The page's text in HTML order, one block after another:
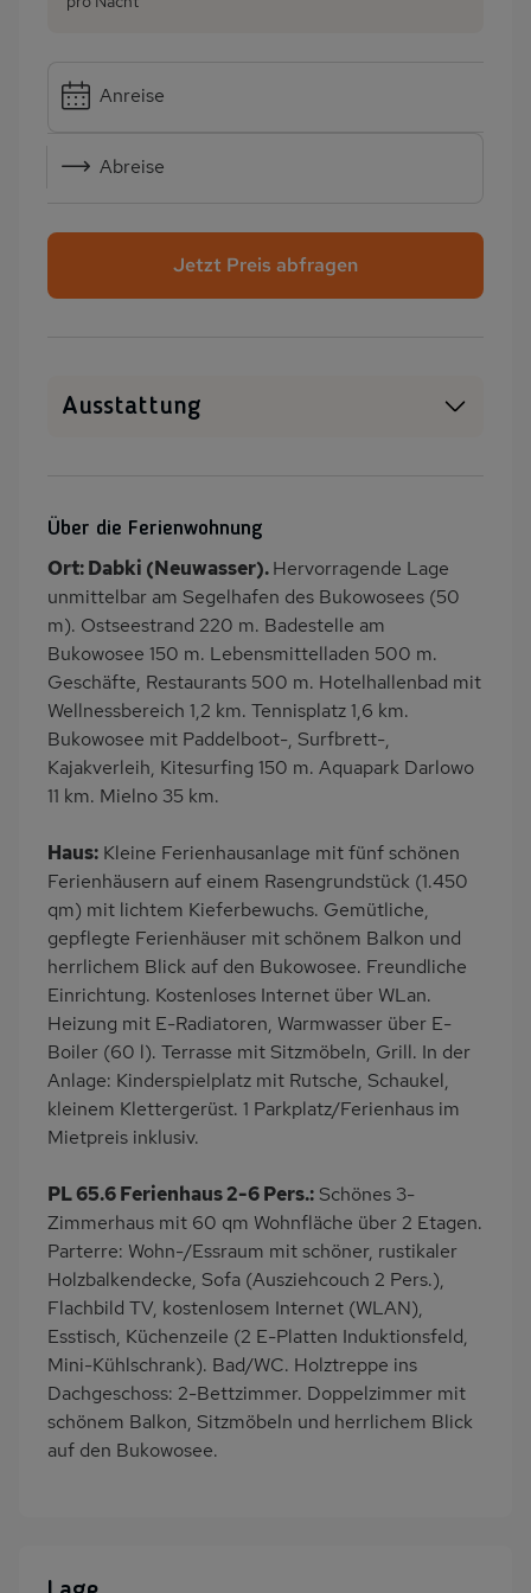
Anreise
Abreise
Jetzt Preis abfragen
Ausstattung
Terrasse
Grill
Kinderspielplatz
PKW-Parkplatz
Eingezäuntes
Grundstück
Dusche
Dusche/WC
Küche
Herd (2 Platten)
Kühlschrank
Meerblick/Seeblick
Panoramablick
Internet
Induktionsherd
Kaffeemaschine
Erdgeschoss
Strandnah
Nah an See
am Waldrand
Bettwäsche inklusive
Über die Ferienwohnung
Ort: Dabki (Neuwasser).Hervorragende Lage
unmittelbar am Segelhafen des Bukowosees (50
m). Ostseestrand 220 m. Badestelle am
Bukowosee 150 m. Lebensmittelladen 500 m.
Geschäfte, Restaurants 500 m. Hotelhallenbad mit
Wellnessbereich 1,2 km. Tennisplatz 1,6 km.
Bukowosee mit Paddelboot-, Surfbrett-,
Kajakverleih, Kitesurfing 150 m. Aquapark Darlowo
11 km. Mielno 35 km.
Haus: Kleine Ferienhausanlage mit fünf schönen
Ferienhäusern auf einem Rasengrundstück (1.450
qm) mit lichtem Kieferbewuchs. Gemütliche,
gepflegte Ferienhäuser mit schönem Balkon und
herrlichem Blick auf den Bukowosee. Freundliche
Einrichtung. Kostenloses Internet über WLan.
Heizung mit E-Radiatoren, Warmwasser über E-
Boiler (60 l). Terrasse mit Sitzmöbeln, Grill. In der
Anlage: Kinderspielplatz mit Rutsche, Schaukel,
kleinem Klettergerüst. 1 Parkplatz/Ferienhaus im
Mietpreis inklusiv.
PL 65.6 Ferienhaus 2-6 Pers.: Schönes 3-
Zimmerhaus mit 60 qm Wohnfläche über 2 Etagen.
Parterre: Wohn-/Essraum mit schöner, rustikaler
Holzbalkendecke, Sofa (Ausziehcouch 2 Pers.),
Flachbild TV, kostenlosem Internet (WLAN),
Esstisch, Küchenzeile (2 E-Platten Induktionsfeld,
Mini-Kühlschrank). Bad/WC. Holztreppe ins
Dachgeschoss: 2-Bettzimmer. Doppelzimmer mit
schönem Balkon, Sitzmöbeln und herrlichem Blick
auf den Bukowosee.